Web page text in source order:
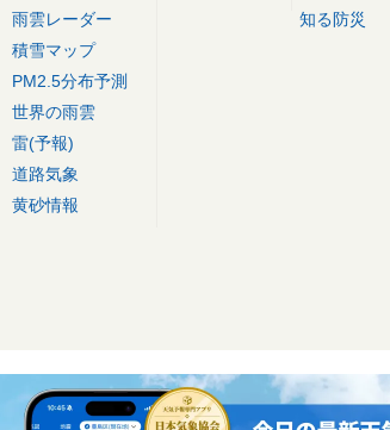
雨雲レーダー
積雪マップ
PM2.5分布予測
世界の雨雲
雷(予報)
道路気象
黄砂情報
知る防災